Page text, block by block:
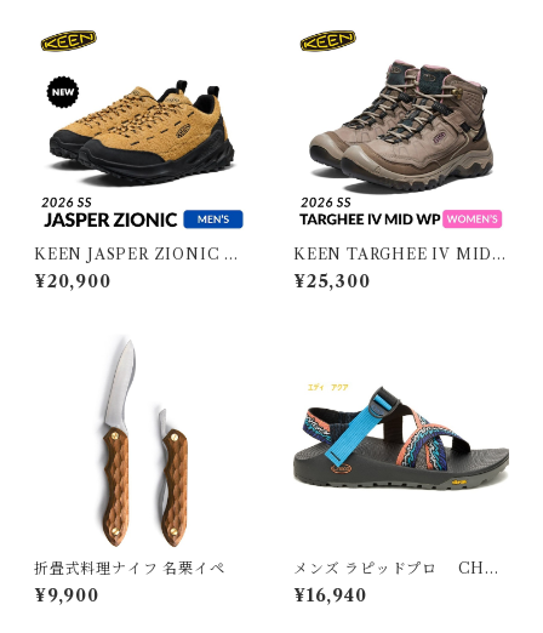
KEEN JASPER ZIONIC M
EN キーン ジャスパーザイオ
ニック メンズ
¥20,900
KEEN TARGHEE IV MID
WP WOMEN キーン ターギ
ー フォー ミッド ウォータープ
¥25,300
折畳式料理ナイフ 名栗イペ
¥9,900
メンズ ラピッドプロ CHA
CO チャコ
¥16,940